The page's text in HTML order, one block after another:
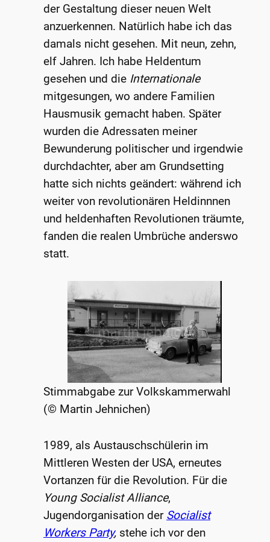
der Gestaltung dieser neuen Welt
anzuerkennen. Natürlich habe ich das
damals nicht gesehen. Mit neun, zehn,
elf Jahren. Ich habe Heldentum
gesehen und die Internationale
mitgesungen, wo andere Familien
Hausmusik gemacht haben. Später
wurden die Adressaten meiner
Bewunderung politischer und irgendwie
durchdachter, aber am Grundsetting
hatte sich nichts geändert: während ich
weiter von revolutionären Heldinnnen
und heldenhaften Revolutionen träumte,
fanden die realen Umbrüche anderswo
statt.
Stimmabgabe zur Volkskammerwahl
(© Martin Jehnichen)
1989, als Austauschschülerin im
Mittleren Westen der USA, erneutes
Vortanzen für die Revolution. Für die
Young Socialist Alliance,
Jugendorganisation der Socialist
Workers Party, stehe ich vor den